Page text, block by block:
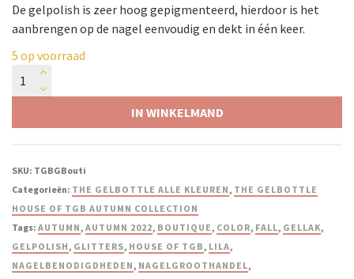
De gelpolish is zeer hoog gepigmenteerd, hierdoor is het
aanbrengen op de nagel eenvoudig en dekt in één keer.
5 op voorraad
IN WINKELMAND
SKU: TGBGBouti
Categorieën: THE GELBOTTLE ALLE KLEUREN, THE GELBOTTLE
HOUSE OF TGB AUTUMN COLLECTION
Tags: AUTUMN, AUTUMN 2022, BOUTIQUE, COLOR, FALL, GELLAK,
GELPOLISH, GLITTERS, HOUSE OF TGB, LILA,
NAGELBENODIGDHEDEN, NAGELGROOTHANDEL,